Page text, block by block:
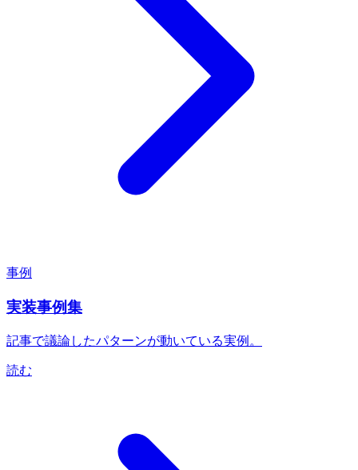
事例
実装事例集
記事で議論したパターンが動いている実例。
読む